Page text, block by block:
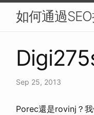
如何通過
Sep 25, 2013
Porec還是rovinj？